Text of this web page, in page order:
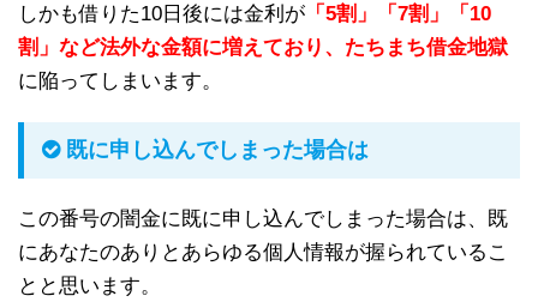
しかも借りた10日後には金利が 「5割」「7割」「10
割」など法外な金額に増えており、たちまち借金地獄
に陥ってしまいます。
既に申し込んでしまった場合は
この番号の闇金に既に申し込んでしまった場合は、既
にあなたのありとあらゆる個人情報が握られているこ
とと思います。